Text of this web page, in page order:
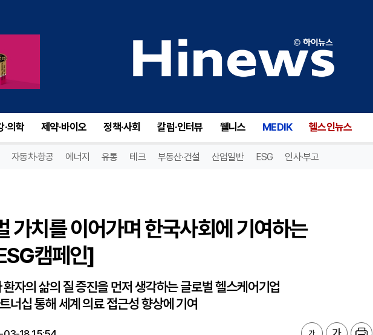
·의학 제약·바이오 정책·사회 칼럼·인터뷰 웰니스 MEDIK 헬스인뉴스
자동차·항공 에너지 유통 테크 부동산·건설 산업일반 ESG 인사·부고
가치를 이어가며 한국사회에 기여하는
캠페인]
자의 삶의 질 증진을 먼저 생각하는 글로벌 헬스케어기업
너십 통해 세계 의료 접근성 향상에 기여